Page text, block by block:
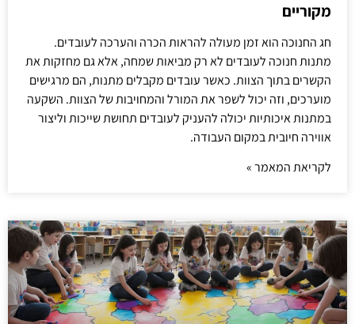
מקוריים
חג החנוכה הוא זמן מעולה להראות הכרה והערכה לעובדים.
מתנות חנוכה לעובדים לא רק מביאות שמחה, אלא גם מחזקות את
הקשרים בתוך הצוות. כאשר עובדים מקבלים מתנות, הם מרגישים
מוערכים, וזה יכול לשפר את המורל והמחויבות של הצוות. השקעה
במתנות איכותיות יכולה להעניק לעובדים תחושת שייכות וליצור
אווירה חיובית במקום העבודה.
לקריאת המאמר »